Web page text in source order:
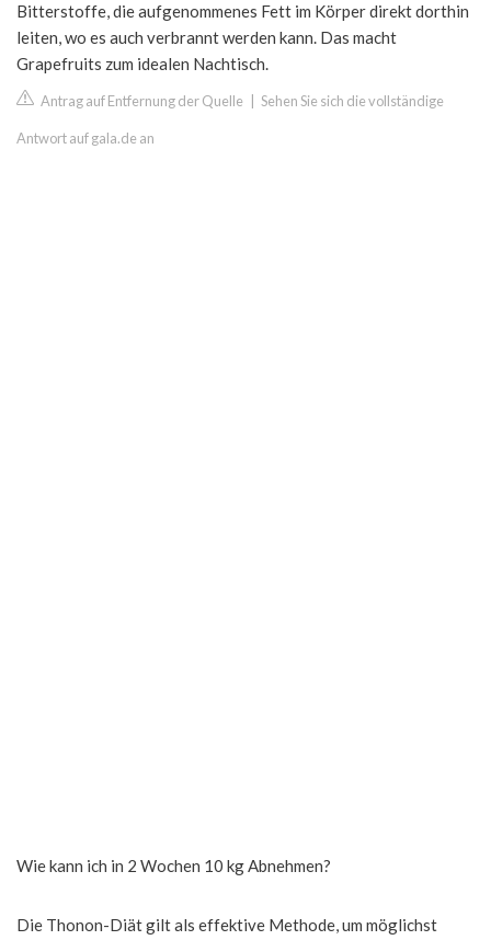
Bitterstoffe, die aufgenommenes Fett im Körper direkt dorthin
leiten, wo es auch verbrannt werden kann. Das macht
Grapefruits zum idealen Nachtisch.
Antrag auf Entfernung der Quelle Sehen Sie sich die vollständige
Antwort auf gala.de an
Wie kann ich in 2 Wochen 10 kg Abnehmen?
Die Thonon-Diät gilt als effektive Methode, um möglichst